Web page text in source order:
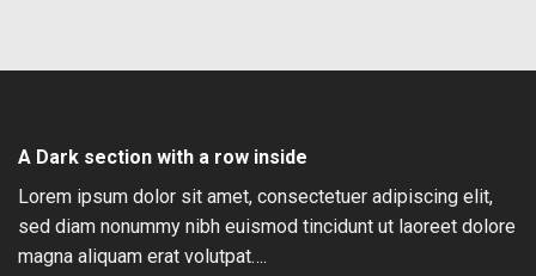
A Dark section with a row inside
Lorem ipsum dolor sit amet, consectetuer adipiscing elit,
sed diam nonummy nibh euismod tincidunt ut laoreet dolore
magna aliquam erat volutpat….